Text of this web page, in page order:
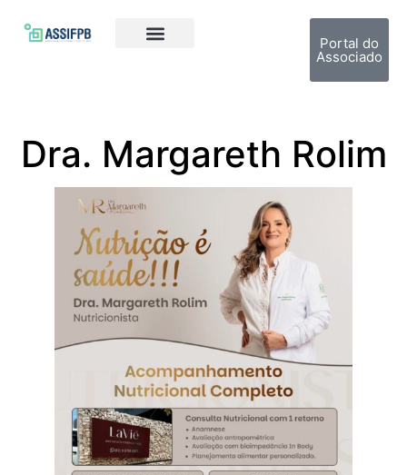
Portal do
Associado
Dra. Margareth Rolim